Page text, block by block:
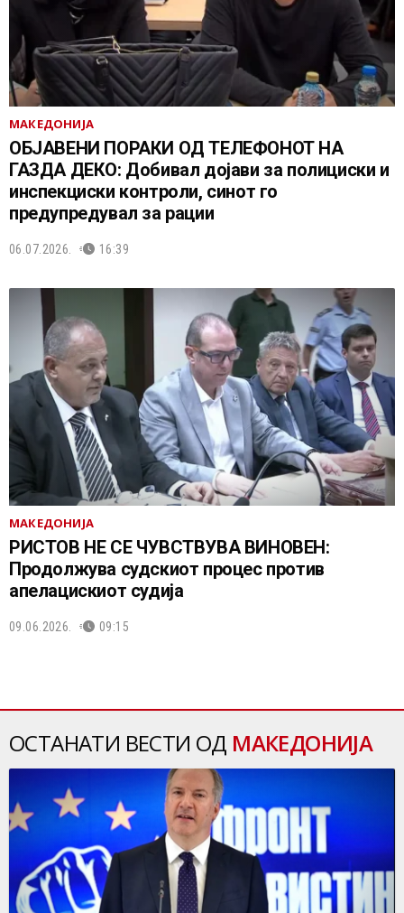
МАКЕДОНИЈА
ОБЈАВЕНИ ПОРАКИ ОД ТЕЛЕФОНОТ НА
ГАЗДА ДЕКО: Добивал дојави за полициски и
инспекциски контроли, синот го
предупредувал за рации
06.07.2026. 16:39
МАКЕДОНИЈА
РИСТОВ НЕ СЕ ЧУВСТВУВА ВИНОВЕН:
Продолжува судскиот процес против
апелацискиот судија
09.06.2026. 09:15
ОСТАНАТИ ВЕСТИ ОД МАКЕДОНИЈА